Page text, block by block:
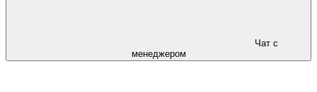
Чат с
менеджером